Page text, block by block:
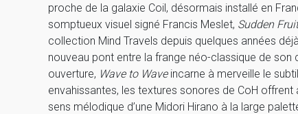
proche de la galaxie Coil, désormais installé en
somptueux visuel signé Francis Meslet, Sudden
collection Mind Travels depuis quelques années
nouveau pont entre la frange néo-classique de
ouverture, Wave to Waveincarne à merveille le
envahissantes, les textures sonores de CoH
sens mélodique d’une Midori Hirano à la large